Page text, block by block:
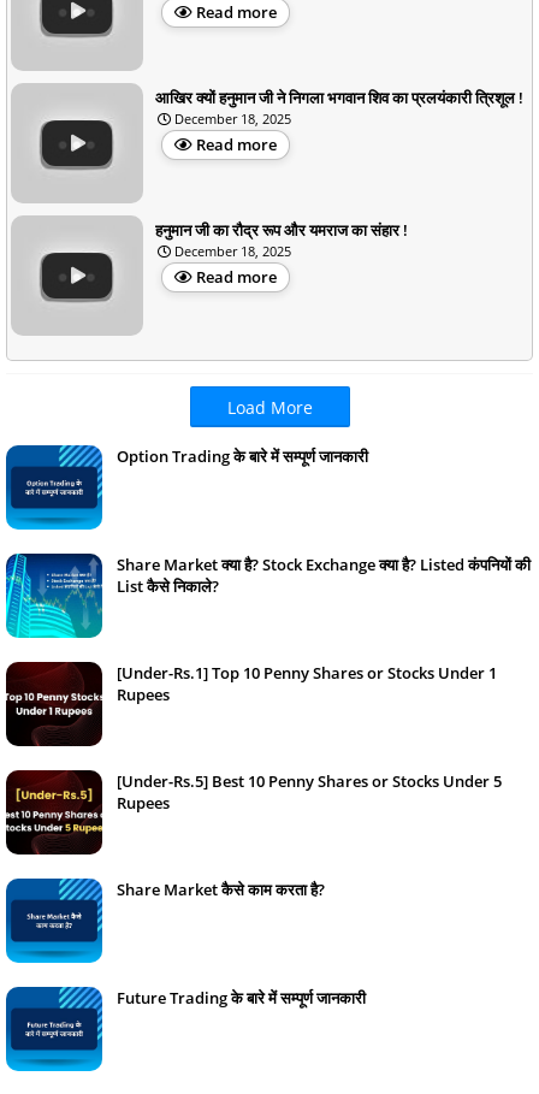
Read more
आखिर क्यों हनुमान जी ने निगला भगवान शिव का प्रलयंकारी त्रिशूल !
December 18, 2025
Read more
हनुमान जी का रौद्र रूप और यमराज का संहार !
December 18, 2025
Read more
Load More
Option Trading के बारे में सम्पूर्ण जानकारी
January 17, 2024
Share Market क्या है? Stock Exchange क्या है? Listed कंपनियों की
List कैसे निकाले?
January 13, 2024
[Under-Rs.1] Top 10 Penny Shares or Stocks Under 1
Rupees
February 07, 2024
[Under-Rs.5] Best 10 Penny Shares or Stocks Under 5
Rupees
February 08, 2024
Share Market कैसे काम करता है?
January 17, 2024
Future Trading के बारे में सम्पूर्ण जानकारी
January 16, 2024